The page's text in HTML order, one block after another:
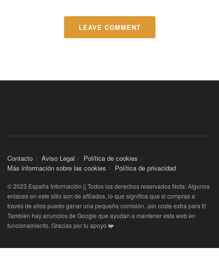
LEAVE COMMENT
Contacto Aviso Legal
Política de cookies
Más información sobre las cookies
Política de privacidad
© 2023 España Información || Todos los derechos reservados Nota: Algunos
enlaces en este sitio son de afiliados, lo que significa que si compras a
través de ellos puedo ganar una pequeña comisión, ¡sin coste extra para ti!
También hay anuncios de Google que ayudan a mantener esta web en
funcionamiento. Gracias por tu apoyo ❤️